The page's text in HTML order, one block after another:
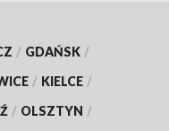
/ GDAŃSK /
/ KIELCE /
/ OLSZTYN /